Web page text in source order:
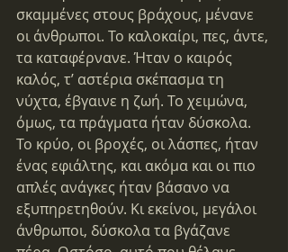
σκαμμένες στους βράχους, μένανε
οι άνθρωποι. Το καλοκαίρι, πες, άντε,
τα καταφέρνανε. Ήταν ο καιρός
καλός, τ’ αστέρια σκέπασμα τη
νύχτα, έβγαινε η ζωή. Το χειμώνα,
όμως, τα πράγματα ήταν δύσκολα.
Το κρύο, οι βροχές, οι λάσπες, ήταν
ένας εφιάλτης, και ακόμα και οι πιο
απλές ανάγκες ήταν βάσανο να
εξυπηρετηθούν. Κι εκείνοι, μεγάλοι
άνθρωποι, δύσκολα τα βγάζανε